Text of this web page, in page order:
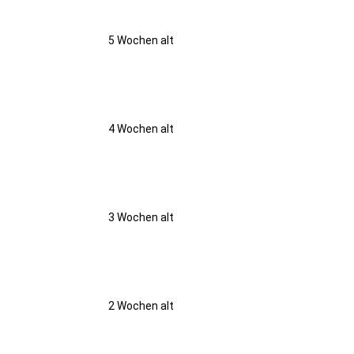
5 Wochen alt
4 Wochen alt
3 Wochen alt
2 Wochen alt